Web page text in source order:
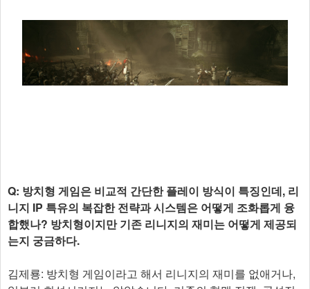
Q: 방치형 게임은 비교적 간단한 플레이 방식이 특징인데, 리
니지 IP 특유의 복잡한 전략과 시스템은 어떻게 조화롭게 융
합했나? 방치형이지만 기존 리니지의 재미는 어떻게 제공되
는지 궁금하다.
김제룡: 방치형 게임이라고 해서 리니지의 재미를 없애거나,